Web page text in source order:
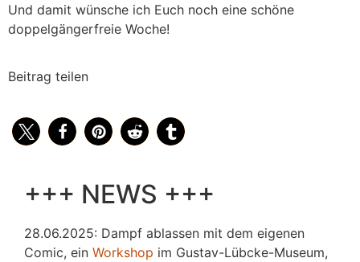
Und damit wünsche ich Euch noch eine schöne
doppelgängerfreie Woche!
Beitrag teilen
+++ NEWS +++
28.06.2025: Dampf ablassen mit dem eigenen
Comic, ein Workshop im Gustav-Lübcke-Museum,